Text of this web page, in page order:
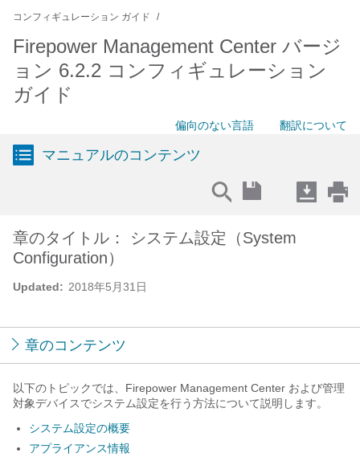
コンフィギュレーション ガイド
Firepower Management Center バージ
ョン 6.2.2 コンフィギュレーション
ガイド
偏向のない言語 翻訳について
マニュアルのコンテンツ
Updated: 2018年5月31日
章のタイトル： システム設定（System
Configuration）
章のコンテンツ
以下のトピックでは、 Firepower Management Center および管理
対象デバイスでシステム設定を行う方法について説明します。
システム設定の概要
アプライアンス情報